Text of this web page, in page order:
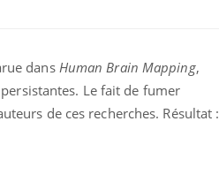
dans Human Brain Mapping,
Le fait de fumer
de ces recherches. Résultat :